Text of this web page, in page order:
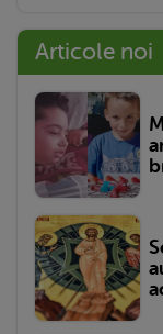
Articole noi